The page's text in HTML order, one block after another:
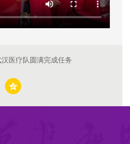
医疗队圆满完成任务